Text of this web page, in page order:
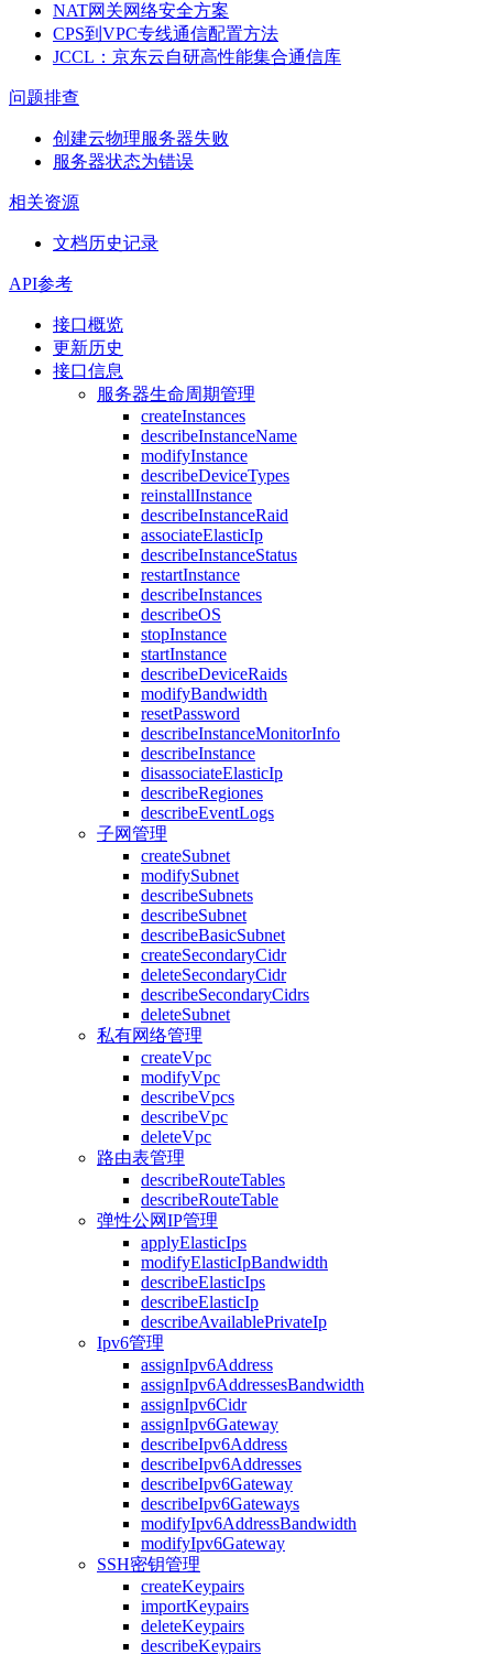
NAT网关网络安全方案
CPS到VPC专线通信配置方法
JCCL：京东云自研高性能集合通信库
问题排查
创建云物理服务器失败
服务器状态为错误
相关资源
文档历史记录
API参考
接口概览
更新历史
接口信息
服务器生命周期管理
createInstances
describeInstanceName
modifyInstance
describeDeviceTypes
reinstallInstance
describeInstanceRaid
associateElasticIp
describeInstanceStatus
restartInstance
describeInstances
describeOS
stopInstance
startInstance
describeDeviceRaids
modifyBandwidth
resetPassword
describeInstanceMonitorInfo
describeInstance
disassociateElasticIp
describeRegiones
describeEventLogs
子网管理
createSubnet
modifySubnet
describeSubnets
describeSubnet
describeBasicSubnet
createSecondaryCidr
deleteSecondaryCidr
describeSecondaryCidrs
deleteSubnet
私有网络管理
createVpc
modifyVpc
describeVpcs
describeVpc
deleteVpc
路由表管理
describeRouteTables
describeRouteTable
弹性公网IP管理
applyElasticIps
modifyElasticIpBandwidth
describeElasticIps
describeElasticIp
describeAvailablePrivateIp
Ipv6管理
assignIpv6Address
assignIpv6AddressesBandwidth
assignIpv6Cidr
assignIpv6Gateway
describeIpv6Address
describeIpv6Addresses
describeIpv6Gateway
describeIpv6Gateways
modifyIpv6AddressBandwidth
modifyIpv6Gateway
SSH密钥管理
createKeypairs
importKeypairs
deleteKeypairs
describeKeypairs